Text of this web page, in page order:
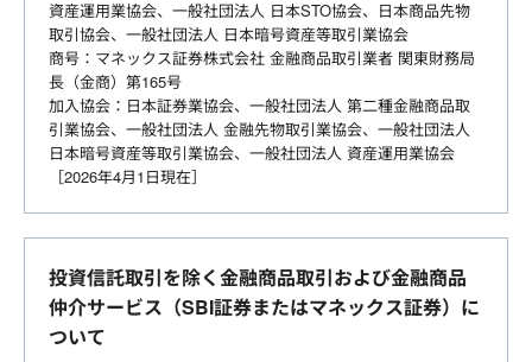
資産運用業協会、一般社団法人 日本STO協会、日本商品先物
取引協会、一般社団法人 日本暗号資産等取引業協会
商号：マネックス証券株式会社 金融商品取引業者 関東財務局
長（金商）第165号
加入協会：日本証券業協会、一般社団法人 第二種金融商品取
引業協会、一般社団法人 金融先物取引業協会、一般社団法人
日本暗号資産等取引業協会、一般社団法人 資産運用業協会
［2026年4月1日現在］
投資信託取引を除く金融商品取引および金融商品
仲介サービス（SBI証券またはマネックス証券）に
ついて